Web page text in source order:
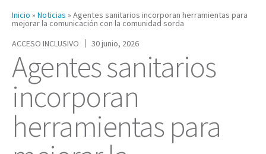
Inicio » Noticias » Agentes sanitarios incorporan herramientas para
mejorar la comunicación con la comunidad sorda
ACCESO INCLUSIVO
30 junio, 2026
Agentes sanitarios
incorporan
herramientas para